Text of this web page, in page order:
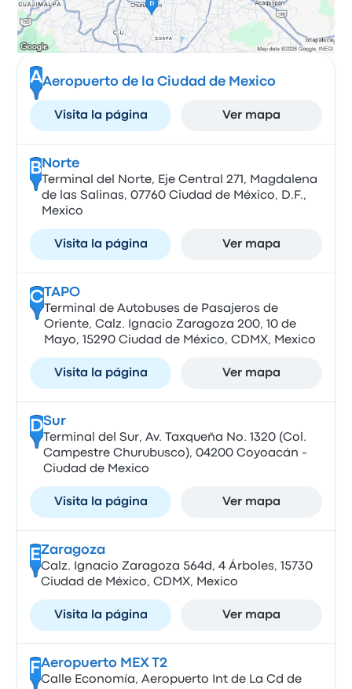
AAeropuerto de la Ciudad de Mexico
Visita la página Ver mapa
B Norte
Terminal del Norte, Eje Central 271, Magdalena
de las Salinas, 07760 Ciudad de México, D.F.,
Mexico
Visita la página Ver mapa
CTAPO
Terminal de Autobuses de Pasajeros de
Oriente, Calz. Ignacio Zaragoza 200, 10 de
Mayo, 15290 Ciudad de México, CDMX, Mexico
Visita la página Ver mapa
DSur
Terminal del Sur, Av. Taxqueña No. 1320 (Col.
Campestre Churubusco), 04200 Coyoacán -
Ciudad de Mexico
Visita la página Ver mapa
EZaragoza
Calz. Ignacio Zaragoza 564d, 4 Árboles, 15730
Ciudad de México, CDMX, Mexico
Visita la página Ver mapa
FAeropuerto MEX T2
Calle Economía, Aeropuerto Int de La Cd de